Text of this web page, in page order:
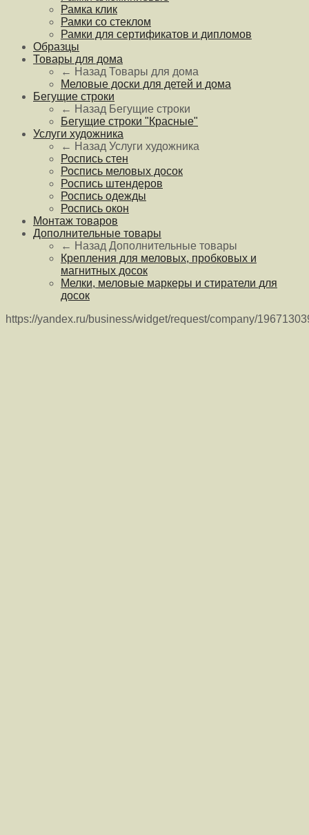
Рамка клик
Рамки со стеклом
Рамки для сертификатов и дипломов
Образцы
Товары для дома
← Назад Товары для дома
Меловые доски для детей и дома
Бегущие строки
← Назад Бегущие строки
Бегущие строки "Красные"
Услуги художника
← Назад Услуги художника
Роспись стен
Роспись меловых досок
Роспись штендеров
Роспись одежды
Роспись окон
Монтаж товаров
Дополнительные товары
← Назад Дополнительные товары
Крепления для меловых, пробковых и
магнитных досок
Мелки, меловые маркеры и стиратели для
досок
https://yandex.ru/business/widget/request/company/